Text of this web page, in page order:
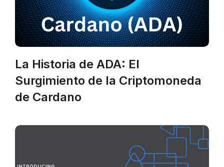
La Historia de ADA: El
Surgimiento de la Criptomoneda
de Cardano